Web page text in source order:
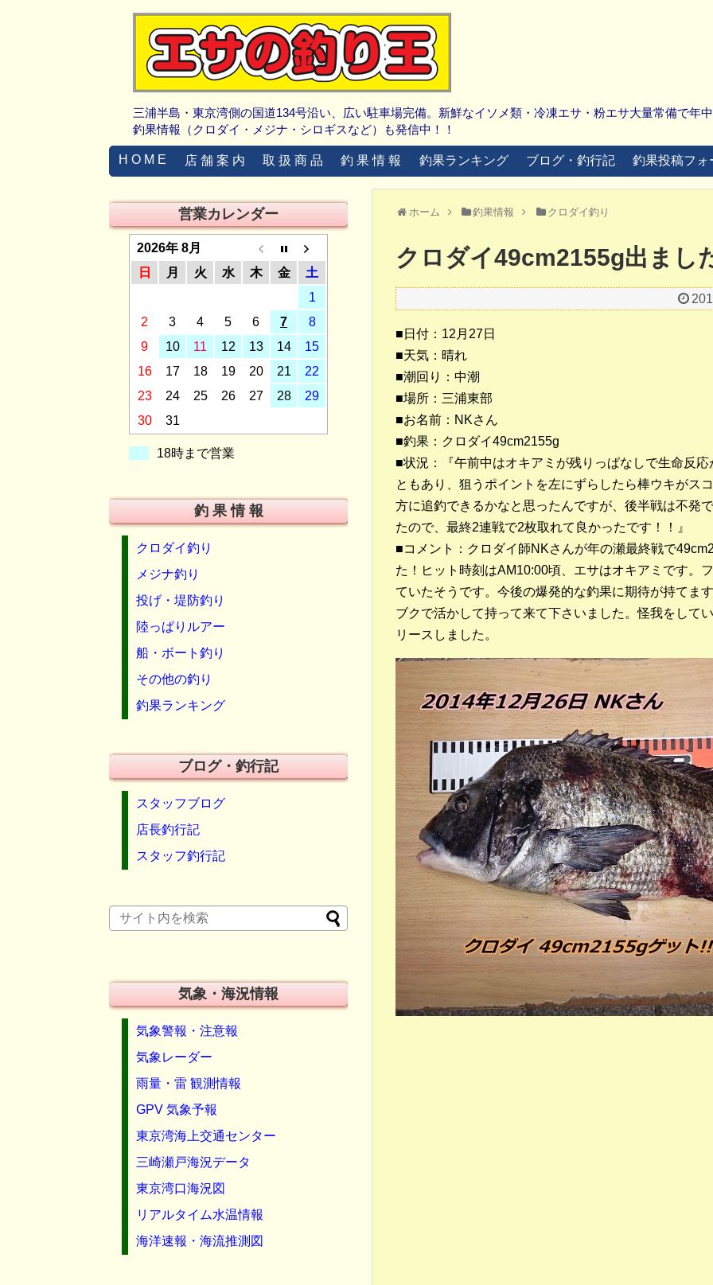
三浦半島・東京湾側の国道134号沿い、広い駐車場完備。新鮮なイソメ類・冷凍エサ・粉エサ大量常備で年
釣果情報（クロダイ・メジナ・シロギスなど）も発信中！！
H O M E 店 舗 案 内 取 扱 商 品 釣 果 情 報 釣果ランキング ブログ・釣行記 釣果投稿フォ
ホーム 釣果情報 クロダイ釣り
クロダイ49cm2155g出まし
■日付：12月27日
■天気：晴れ
■潮回り：中潮
■場所：三浦東部
■お名前：NKさん
■釣果：クロダイ49cm2155g
■状況：『午前中はオキアミが残りっぱなしで生命反
ともあり、狙うポイントを左にずらしたら棒ウキがス
方に追釣できるかなと思ったんですが、後半戦は不発
たので、最終2連戦で2枚取れて良かったです！！』
■コメント：クロダイ師NKさんが年の瀬最終戦で
た！ヒット時刻はAM10:00頃、エサはオキアミです。
ていたそうです。今後の爆発的な釣果に期待が持てま
ブクで活かして持って来て下さいました。怪我をして
リースしました。
営業カレンダー
2026年 8月
日
月 火 水 木 金
土
1
2
3 4 5 6 7
8
9
10 11 12 13 14
15
16
17 18 19 20 21
22
23
24 25 26 27 28
29
30
31
18時まで営業
釣 果 情 報
クロダイ釣り
メジナ釣り
投げ・堤防釣り
陸っぱりルアー
船・ボート釣り
その他の釣り
釣果ランキング
ブログ・釣行記
スタッフブログ
店長釣行記
スタッフ釣行記
気象・海況情報
気象警報・注意報
気象レーダー
雨量・雷 観測情報
GPV 気象予報
東京湾海上交通センター
三崎瀬戸海況データ
東京湾口海況図
リアルタイム水温情報
海洋速報・海流推測図